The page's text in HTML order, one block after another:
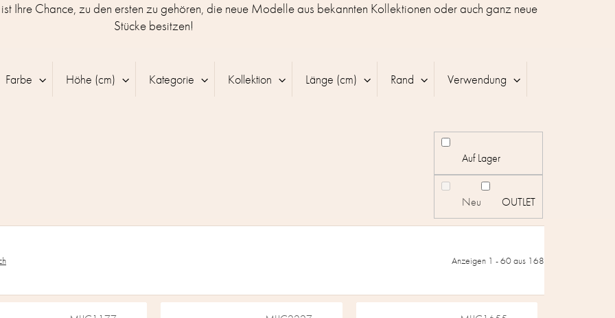
Ihre Chance, zu den ersten zu gehören, die neue Modelle aus bekannten Kollektionen oder auch ganz neue
Stücke besitzen!
Anzeigen 1 -60aus 168
Auf Lager
Neu OUTLET
Farbe Höhe (cm) Kategorie Kollektion Länge (cm) Rand Verwendung